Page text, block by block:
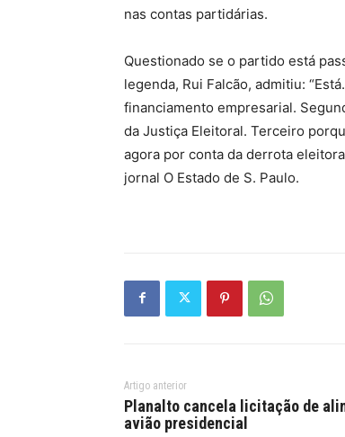
nas contas partidárias.
Questionado se o partido está
legenda, Rui Falcão, admitiu:
financiamento empresarial.
da Justiça Eleitoral. Terceiro
agora por conta da derrota
jornal O Estado de S. Paulo.
Artigo anterior
Planalto cancela licitação de
avião presidencial